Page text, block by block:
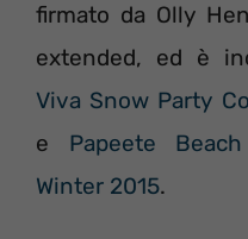
firmato da Olly
extended, ed è
Viva Snow Party
e Papeete
Winter 2015.